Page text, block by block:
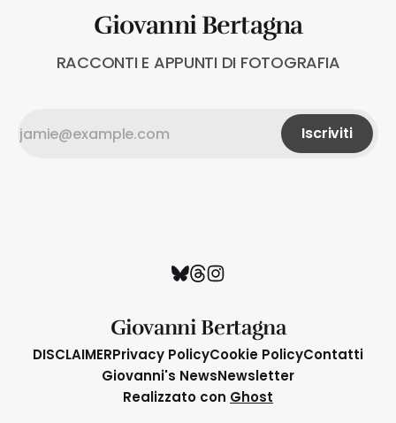
Giovanni Bertagna
RACCONTI E APPUNTI DI FOTOGRAFIA
Iscriviti
Giovanni Bertagna
DISCLAIMERPrivacy PolicyCookie PolicyContatti
Giovanni's NewsNewsletter
Realizzato con Ghost